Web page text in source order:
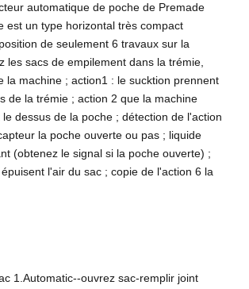
automatique de poche de Premade
est un type horizontal très compact
de seulement 6 travaux sur la
les sacs de empilement dans la trémie,
la machine ; action1 : le sucktion prennent
de la trémie ; action 2 que la machine
dessus de la poche ; détection de l'action
la poche ouverte ou pas ; liquide
(obtenez le signal si la poche ouverte) ;
l'air du sac ; copie de l'action 6 la
1.Automatic--ouvrez sac-remplir joint